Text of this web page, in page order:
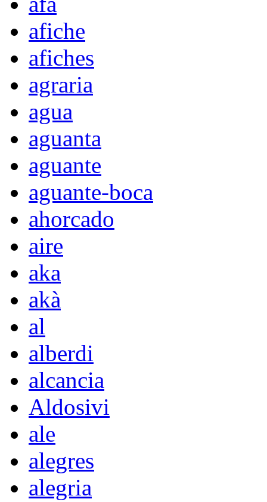
afiche
afiches
agraria
agua
aguanta
aguante
aguante-boca
ahorcado
aire
aka
akà
al
alberdi
alcancia
Aldosivi
ale
alegres
alegria